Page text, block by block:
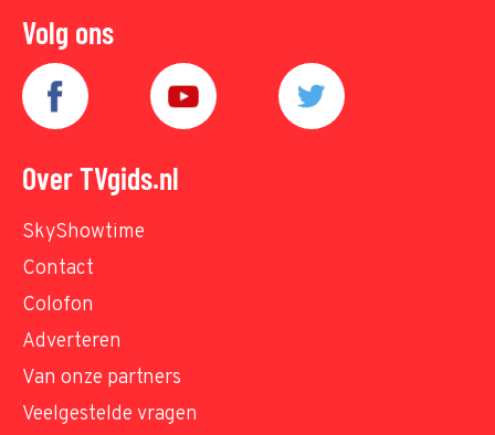
Volg ons
Over TVgids.nl
SkyShowtime
Contact
Colofon
Adverteren
Van onze partners
Veelgestelde vragen